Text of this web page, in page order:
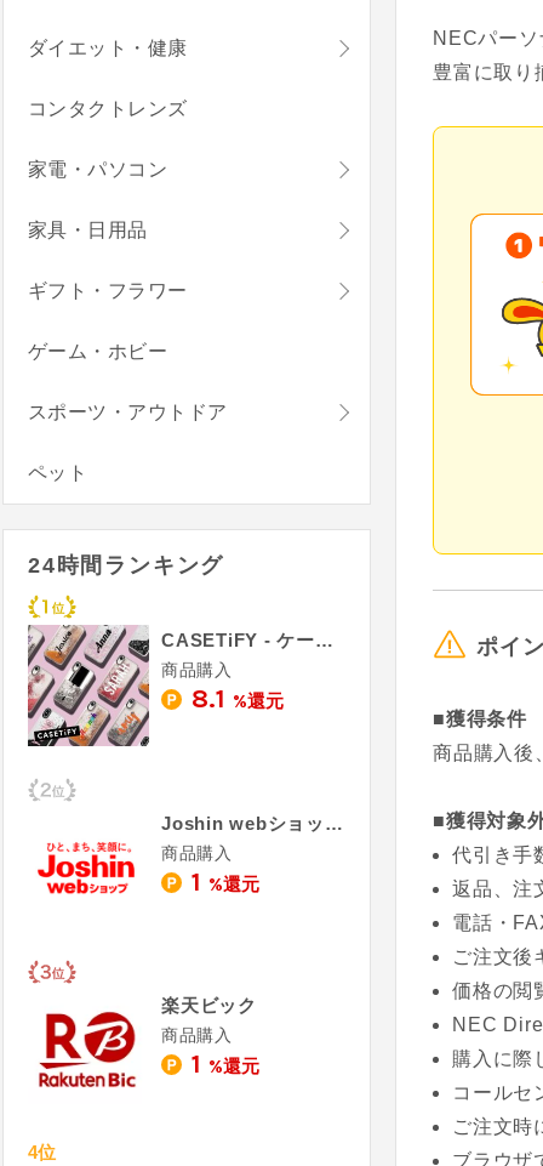
NECパー
豊富に取り
ポイ
■獲得条件
商品購入後
■獲得対象
代引き手
返品、注
電話・
ご注文後
価格の閲
NEC
購入に際
コールセ
ご注文時
ブラウザ
ダイエット・健康
コンタクトレンズ
家電・パソコン
家具・日用品
ギフト・フラワー
ゲーム・ホビー
スポーツ・アウトドア
ペット
24時間ランキング
CASETiFY - ケースティファイ
商品購入
8.1 %還元
Joshin webショップ
商品購入
1 %還元
楽天ビック
商品購入
1 %還元
4位